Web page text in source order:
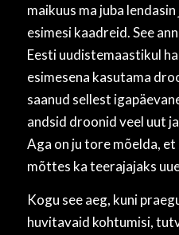
maikuus ma juba
esimesi kaadreid. See
Eesti uudistemaastikul
esimesena kasutama
saanud sellest
andsid droonid veel uut
Aga on ju tore mõelda, et
mõttes ka teerajajaks
Kogu see aeg, kuni
huvitavaid kohtumisi,